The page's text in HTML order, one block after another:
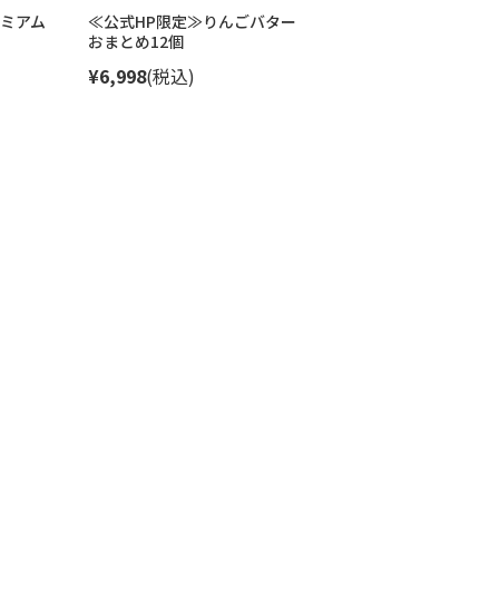
アム
≪公式HP限定≫りんごバター
おまとめ12個
¥6,998(税込)